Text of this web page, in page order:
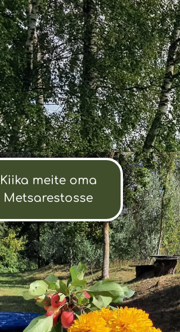
Kiika meite oma
Metsarestosse